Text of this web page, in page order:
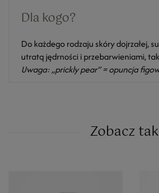
Dla kogo?
Do każdego rodzaju skóry dojrzałej,
utratą jędrności i przebarwieniami,
Uwaga: „prickly pear” = opuncja
Zobacz